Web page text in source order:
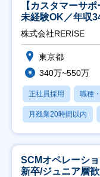
【カスタマーサ
未経験OK／年収
株式会社RERISE
東京都
340万~550万
正社員採用 職種
月残業20時間以内
SCMオペレーシ
新卒/ジュニア層歓